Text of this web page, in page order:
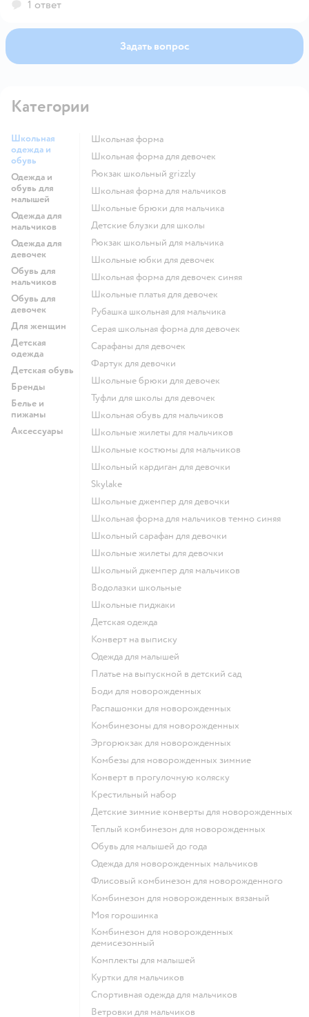
1 ответ
Задать вопрос
Категории
Школьная
одежда и
обувь
Одежда и
обувь для
малышей
Одежда для
мальчиков
Одежда для
девочек
Обувь для
мальчиков
Обувь для
девочек
Для женщин
Детская
одежда
Детская обувь
Бренды
Белье и
пижамы
Аксессуары
Школьная форма
Школьная форма для девочек
Рюкзак школьный grizzly
Школьная форма для мальчиков
Школьные брюки для мальчика
Детские блузки для школы
Рюкзак школьный для мальчика
Школьные юбки для девочек
Школьная форма для девочек синяя
Школьные платья для девочек
Рубашка школьная для мальчика
Серая школьная форма для девочек
Сарафаны для девочек
Фартук для девочки
Школьные брюки для девочек
Туфли для школы для девочек
Школьная обувь для мальчиков
Школьные жилеты для мальчиков
Школьные костюмы для мальчиков
Школьный кардиган для девочки
Skylake
Школьные джемпер для девочки
Школьная форма для мальчиков темно синяя
Школьный сарафан для девочки
Школьные жилеты для девочки
Школьный джемпер для мальчиков
Водолазки школьные
Школьные пиджаки
Детская одежда
Конверт на выписку
Одежда для малышей
Платье на выпускной в детский сад
Боди для новорожденных
Распашонки для новорожденных
Комбинезоны для новорожденных
Эргорюкзак для новорожденных
Комбезы для новорожденных зимние
Конверт в прогулочную коляску
Крестильный набор
Детские зимние конверты для новорожденных
Теплый комбинезон для новорожденных
Обувь для малышей до года
Одежда для новорожденных мальчиков
Флисовый комбинезон для новорожденного
Комбинезон для новорожденных вязаный
Моя горошинка
Комбинезон для новорожденных
демисезонный
Комплекты для малышей
Куртки для мальчиков
Спортивная одежда для мальчиков
Ветровки для мальчиков